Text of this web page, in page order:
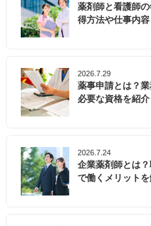
薬剤師と看護師
得方法や仕事内
2026.7.29
薬事申請とは？
必要な資格を紹介
2026.7.24
企業薬剤師とは
で働くメリット